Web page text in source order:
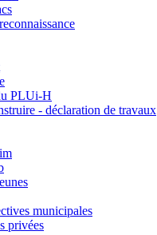
PLUi-H
- déclaration de travaux
municipales
privées